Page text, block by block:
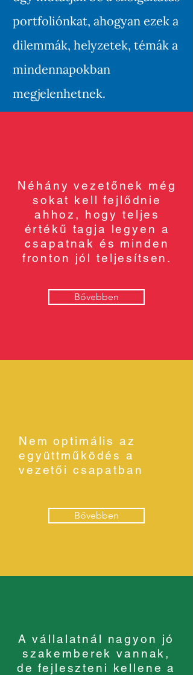
portfoliónkat, ahogyan ezek a
dilemmák, helyzetek, témák a
mindennapokban
megjelenhetnek.
Néhány vezetőnek még
sokat kell fejlődnie
ahhoz, hogy teljes
értékű tagja legyen a
csapatnak és minden
fronton jól teljesítsen.
Bővebben
Nem optimális az
együttműködés a
vezetői csapatban
Bővebben
A vállalatnál nagyon jó
szakemberek vannak,
de fejleszteni kellene a